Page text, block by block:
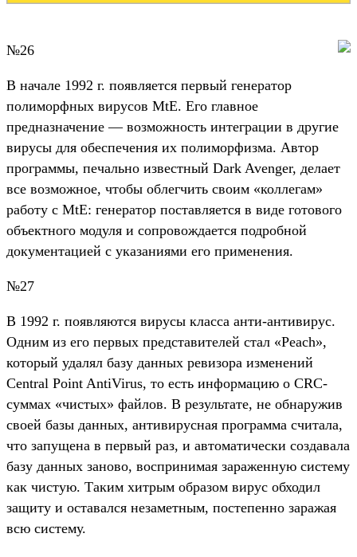
№26
В начале 1992 г. появляется первый генератор
полиморфных вирусов MtE. Его главное
предназначение — возможность интеграции в другие
вирусы для обеспечения их полиморфизма. Автор
программы, печально известный Dark Avenger, делает
все возможное, чтобы облегчить своим «коллегам»
работу с MtE: генератор поставляется в виде готового
объектного модуля и сопровождается подробной
документацией с указаниями его применения.
№27
В 1992 г. появляются вирусы класса анти-антивирус.
Одним из его первых представителей стал «Peach»,
который удалял базу данных ревизора изменений
Central Point AntiVirus, то есть информацию о CRC-
суммах «чистых» файлов. В результате, не обнаружив
своей базы данных, антивирусная программа считала,
что запущена в первый раз, и автоматически создавала
базу данных заново, воспринимая зараженную систему
как чистую. Таким хитрым образом вирус обходил
защиту и оставался незаметным, постепенно заражая
всю систему.